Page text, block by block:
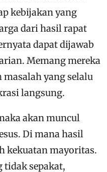
kebijakan yang
dari hasil rapat
dapat dijawab
Memang mereka
yang selalu
langsung.
akan muncul
Di mana hasil
kekuatan mayoritas.
tidak sepakat,